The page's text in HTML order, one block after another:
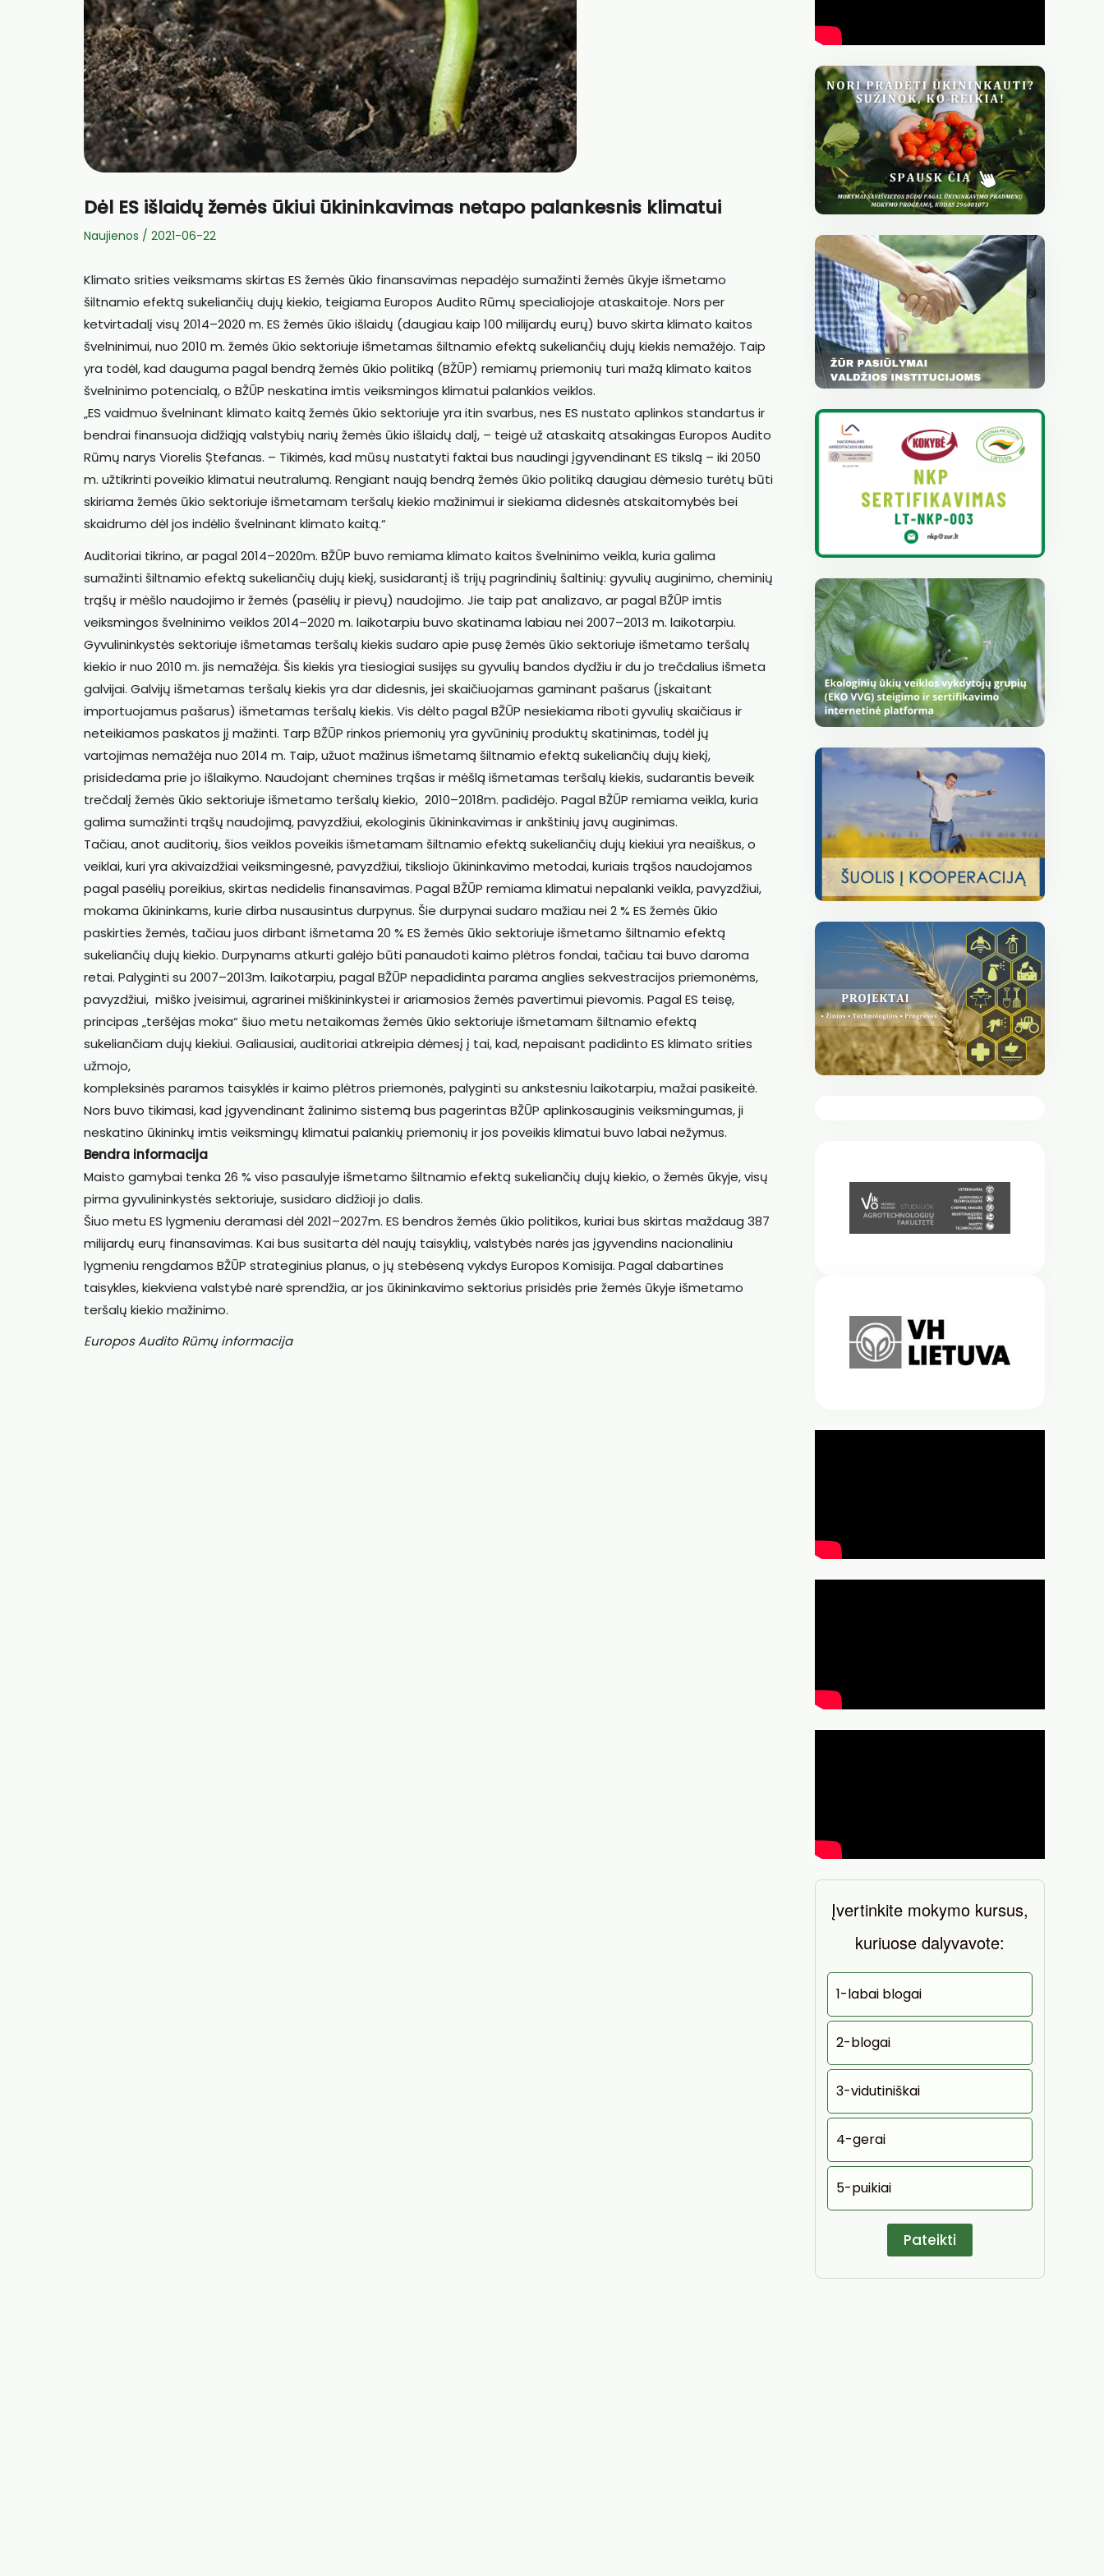
Dėl ES išlaidų žemės ūkiui ūkininkavimas netapo palankesnis klimatui
Naujienos / 2021-06-22
Klimato srities veiksmams skirtas ES žemės ūkio finansavimas nepadėjo sumažinti žemės ūkyje išmetamo
šiltnamio efektą sukeliančių dujų kiekio, teigiama Europos Audito Rūmų specialiojoje ataskaitoje. Nors per
ketvirtadalį visų 2014–2020 m. ES žemės ūkio išlaidų (daugiau kaip 100 milijardų eurų) buvo skirta klimato kaitos
švelninimui, nuo 2010 m. žemės ūkio sektoriuje išmetamas šiltnamio efektą sukeliančių dujų kiekis nemažėjo. Taip
yra todėl, kad dauguma pagal bendrą žemės ūkio politiką (BŽŪP) remiamų priemonių turi mažą klimato kaitos
švelninimo potencialą, o BŽŪP neskatina imtis veiksmingos klimatui palankios veiklos.
„ES vaidmuo švelninant klimato kaitą žemės ūkio sektoriuje yra itin svarbus, nes ES nustato aplinkos standartus ir
bendrai finansuoja didžiąją valstybių narių žemės ūkio išlaidų dalį, – teigė už ataskaitą atsakingas Europos Audito
Rūmų narys Viorelis Ștefanas. – Tikimės, kad mūsų nustatyti faktai bus naudingi įgyvendinant ES tikslą – iki 2050
m. užtikrinti poveikio klimatui neutralumą. Rengiant naują bendrą žemės ūkio politiką daugiau dėmesio turėtų būti
skiriama žemės ūkio sektoriuje išmetamam teršalų kiekio mažinimui ir siekiama didesnės atskaitomybės bei
skaidrumo dėl jos indėlio švelninant klimato kaitą.“
Auditoriai tikrino, ar pagal 2014–2020m. BŽŪP buvo remiama klimato kaitos švelninimo veikla, kuria galima
sumažinti šiltnamio efektą sukeliančių dujų kiekį, susidarantį iš trijų pagrindinių šaltinių: gyvulių auginimo, cheminių
trąšų ir mėšlo naudojimo ir žemės (pasėlių ir pievų) naudojimo. Jie taip pat analizavo, ar pagal BŽŪP imtis
veiksmingos švelninimo veiklos 2014–2020 m. laikotarpiu buvo skatinama labiau nei 2007–2013 m. laikotarpiu.
Gyvulininkystės sektoriuje išmetamas teršalų kiekis sudaro apie pusę žemės ūkio sektoriuje išmetamo teršalų
kiekio ir nuo 2010 m. jis nemažėja. Šis kiekis yra tiesiogiai susijęs su gyvulių bandos dydžiu ir du jo trečdalius išmeta
galvijai. Galvijų išmetamas teršalų kiekis yra dar didesnis, jei skaičiuojamas gaminant pašarus (įskaitant
importuojamus pašarus) išmetamas teršalų kiekis. Vis dėlto pagal BŽŪP nesiekiama riboti gyvulių skaičiaus ir
neteikiamos paskatos jį mažinti. Tarp BŽŪP rinkos priemonių yra gyvūninių produktų skatinimas, todėl jų
vartojimas nemažėja nuo 2014 m. Taip, užuot mažinus išmetamą šiltnamio efektą sukeliančių dujų kiekį,
prisidedama prie jo išlaikymo. Naudojant chemines trąšas ir mėšlą išmetamas teršalų kiekis, sudarantis beveik
trečdalį žemės ūkio sektoriuje išmetamo teršalų kiekio, 2010–2018m. padidėjo. Pagal BŽŪP remiama veikla, kuria
galima sumažinti trąšų naudojimą, pavyzdžiui, ekologinis ūkininkavimas ir ankštinių javų auginimas.
Tačiau, anot auditorių, šios veiklos poveikis išmetamam šiltnamio efektą sukeliančių dujų kiekiui yra neaiškus, o
veiklai, kuri yra akivaizdžiai veiksmingesnė, pavyzdžiui, tiksliojo ūkininkavimo metodai, kuriais trąšos naudojamos
pagal pasėlių poreikius, skirtas nedidelis finansavimas. Pagal BŽŪP remiama klimatui nepalanki veikla, pavyzdžiui,
mokama ūkininkams, kurie dirba nusausintus durpynus. Šie durpynai sudaro mažiau nei 2 % ES žemės ūkio
paskirties žemės, tačiau juos dirbant išmetama 20 % ES žemės ūkio sektoriuje išmetamo šiltnamio efektą
sukeliančių dujų kiekio. Durpynams atkurti galėjo būti panaudoti kaimo plėtros fondai, tačiau tai buvo daroma
retai. Palyginti su 2007–2013m. laikotarpiu, pagal BŽŪP nepadidinta parama anglies sekvestracijos priemonėms,
pavyzdžiui, miško įveisimui, agrarinei miškininkystei ir ariamosios žemės pavertimui pievomis. Pagal ES teisę,
principas „teršėjas moka“ šiuo metu netaikomas žemės ūkio sektoriuje išmetamam šiltnamio efektą
sukeliančiam dujų kiekiui. Galiausiai, auditoriai atkreipia dėmesį į tai, kad, nepaisant padidinto ES klimato srities
užmojo,
kompleksinės paramos taisyklės ir kaimo plėtros priemonės, palyginti su ankstesniu laikotarpiu, mažai pasikeitė.
Nors buvo tikimasi, kad įgyvendinant žalinimo sistemą bus pagerintas BŽŪP aplinkosauginis veiksmingumas, ji
neskatino ūkininkų imtis veiksmingų klimatui palankių priemonių ir jos poveikis klimatui buvo labai nežymus.
Bendra informacija
Maisto gamybai tenka 26 % viso pasaulyje išmetamo šiltnamio efektą sukeliančių dujų kiekio, o žemės ūkyje, visų
pirma gyvulininkystės sektoriuje, susidaro didžioji jo dalis.
Šiuo metu ES lygmeniu deramasi dėl 2021–2027m. ES bendros žemės ūkio politikos, kuriai bus skirtas maždaug 387
milijardų eurų finansavimas. Kai bus susitarta dėl naujų taisyklių, valstybės narės jas įgyvendins nacionaliniu
lygmeniu rengdamos BŽŪP strateginius planus, o jų stebėseną vykdys Europos Komisija. Pagal dabartines
taisykles, kiekviena valstybė narė sprendžia, ar jos ūkininkavimo sektorius prisidės prie žemės ūkyje išmetamo
teršalų kiekio mažinimo.
Europos Audito Rūmų informacija
Įvertinkite mokymo kursus,
kuriuose dalyvavote:
1-labai blogai
2-blogai
3-vidutiniškai
4-gerai
5-puikiai